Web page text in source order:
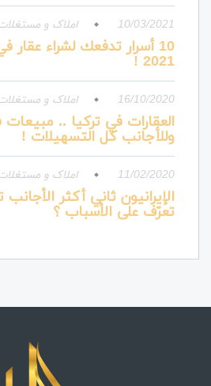
10/03/2021 املاک و
10 أسرار تدفعك لشراء عقار
2021 !
16/10/2020 املاک و
العقارات في تركيا ..
وللأجانب كل التسهيلات !
11/02/2020 املاک و
الإيرانيون ثاني أكثر
تعرّف على الأسباب ؟